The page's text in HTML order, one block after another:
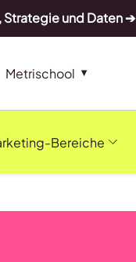
und Daten ➔
Metrischool
Bereiche